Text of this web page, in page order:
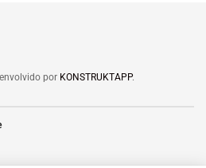
por KONSTRUKTAPP.